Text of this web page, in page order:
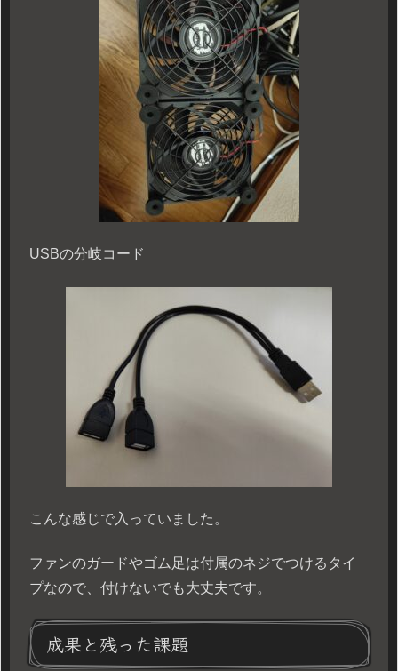
USBの分岐コード
こんな感じで入っていました。
ファンのガードやゴム足は付属のネジでつけるタイ
プなので、付けないでも大丈夫です。
成果と残った課題